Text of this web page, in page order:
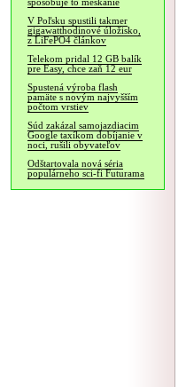
spôsobuje to meškanie
V Poľsku spustili takmer
gigawatthodinové úložisko,
z LiFePO4 článkov
Telekom pridal 12 GB balík
pre Easy, chce zaň 12 eur
Spustená výroba flash
pamäte s novým najvyšším
počtom vrstiev
Súd zakázal samojazdiacim
Google taxíkom dobíjanie v
noci, rušili obyvateľov
Odštartovala nová séria
populárneho sci-fi Futurama